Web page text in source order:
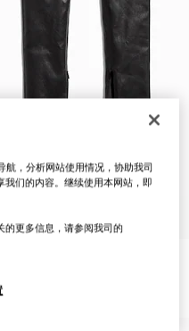
，分析网站使用情况，协助我司
们的内容。继续使用本网站，即
的更多信息，请参阅我司的